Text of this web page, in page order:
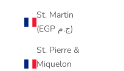
St. Martin
(EGP ج.م)
St. Pierre &
Miquelon